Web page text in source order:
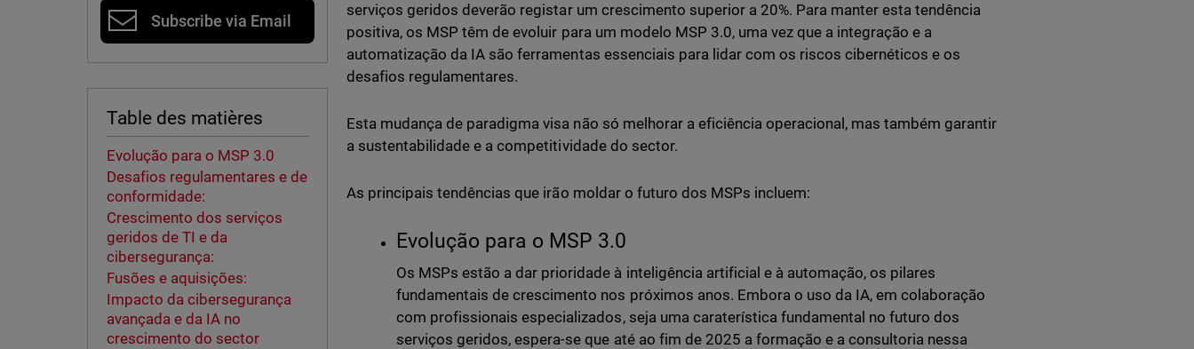
Subscribe via Email
Table des matières
Evolução para o MSP 3.0
Desafios regulamentares e de
conformidade:
Crescimento dos serviços
geridos de TI e da
cibersegurança:
Fusões e aquisições:
Impacto da cibersegurança
avançada e da IA no
crescimento do sector
serviços geridos deverão registar um crescimento superior a 20%. Para manter esta tendência
positiva, os MSP têm de evoluir para um modelo MSP 3.0, uma vez que a integração e a
automatização da IA são ferramentas essenciais para lidar com os riscos cibernéticos e os
desafios regulamentares.
Esta mudança de paradigma visa não só melhorar a eficiência operacional, mas também garantir
a sustentabilidade e a competitividade do sector.
As principais tendências que irão moldar o futuro dos MSPs incluem:
Evolução para o MSP 3.0
Os MSPs estão a dar prioridade à inteligência artificial e à automação, os pilares
fundamentais de crescimento nos próximos anos. Embora o uso da IA, em colaboração
com profissionais especializados, seja uma caraterística fundamental no futuro dos
serviços geridos, espera-se que até ao fim de 2025 a formação e a consultoria nessa